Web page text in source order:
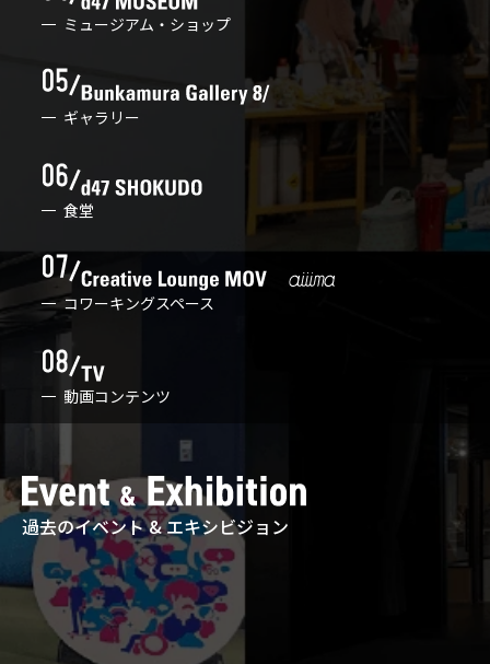
ミュージアム・ショップ
ギャラリー
食堂
コワーキングスペース
動画コンテンツ
過去のイベント & エキシビジョン